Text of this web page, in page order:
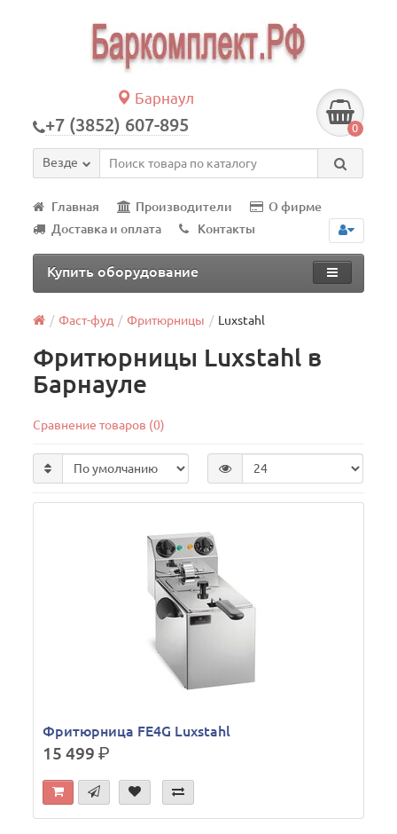
Барнаул
+7 (3852) 607-895 0
Везде
Главная Производители
О фирме
Доставка и оплата
Контакты
Купить оборудование
Фаст-фуд Фритюрницы Luxstahl
Фритюрницы Luxstahl в
Барнауле
Сравнение товаров (0)
Фритюрница FE4G Luxstahl
15 499р.